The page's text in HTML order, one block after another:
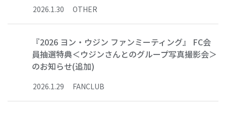
2026.1.30 OTHER
『2026 ヨン・ウジン ファンミーティング』 FC会
員抽選特典＜ウジンさんとのグループ写真撮影会＞
のお知らせ(追加)
2026.1 .29 FANCLUB